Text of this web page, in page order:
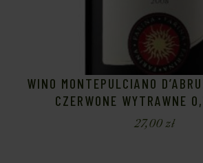
WINO MONTEPULCIANO
CZERWONE WYTRAWNE
27,00zł